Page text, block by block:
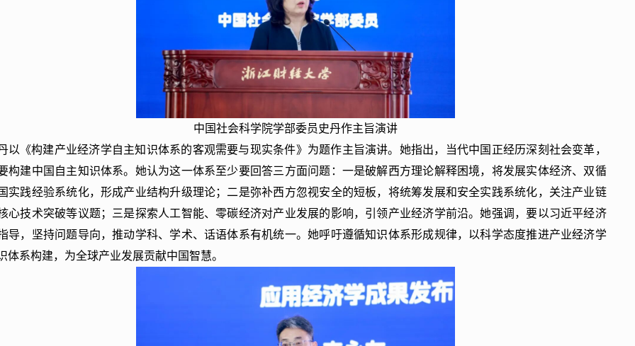
中国社会科学院学部委员史丹作主旨演讲
以《构建产业经济学自主知识体系的客观需要与现实条件》为题作主旨演讲。她指出，当代中国正经历深刻社会变革，
构建中国自主知识体系。她认为这一体系至少要回答三方面问题：一是破解西方理论解释困境，将发展实体经济、双循
实践经验系统化，形成产业结构升级理论；二是弥补西方忽视安全的短板，将统筹发展和安全实践系统化，关注产业链
心技术突破等议题；三是探索人工智能、零碳经济对产业发展的影响，引领产业经济学前沿。她强调，要以习近平经济
导，坚持问题导向，推动学科、学术、话语体系有机统一。她呼吁遵循知识体系形成规律，以科学态度推进产业经济学
体系构建，为全球产业发展贡献中国智慧。